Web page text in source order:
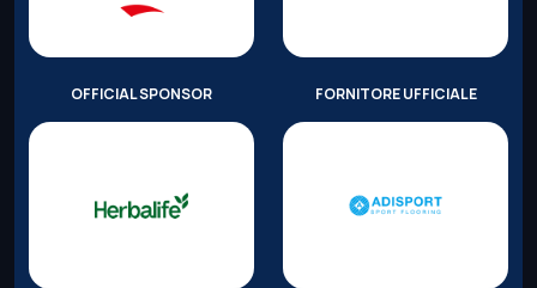
OFFICIAL SPONSOR FORNITORE UFFICIALE